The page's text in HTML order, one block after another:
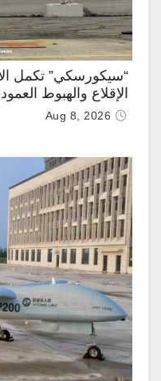
“سيكورسكي” تكمل
الإقلاع والهبوط العمودي
Aug 8, 2026